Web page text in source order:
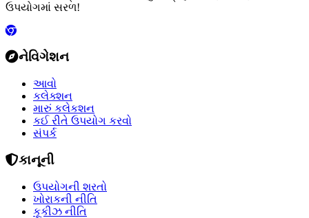
ઉપયોગમાં સરળ!
નેવિગેશન
આવો
કલેક્શન
મારું કલેકશન
કઈ રીતે ઉપયોગ કરવો
સંપર્ક
કાનૂની
ઉપયોગની શરતો
ખોરાકની નીતિ
કૂકીઝ નીતિ